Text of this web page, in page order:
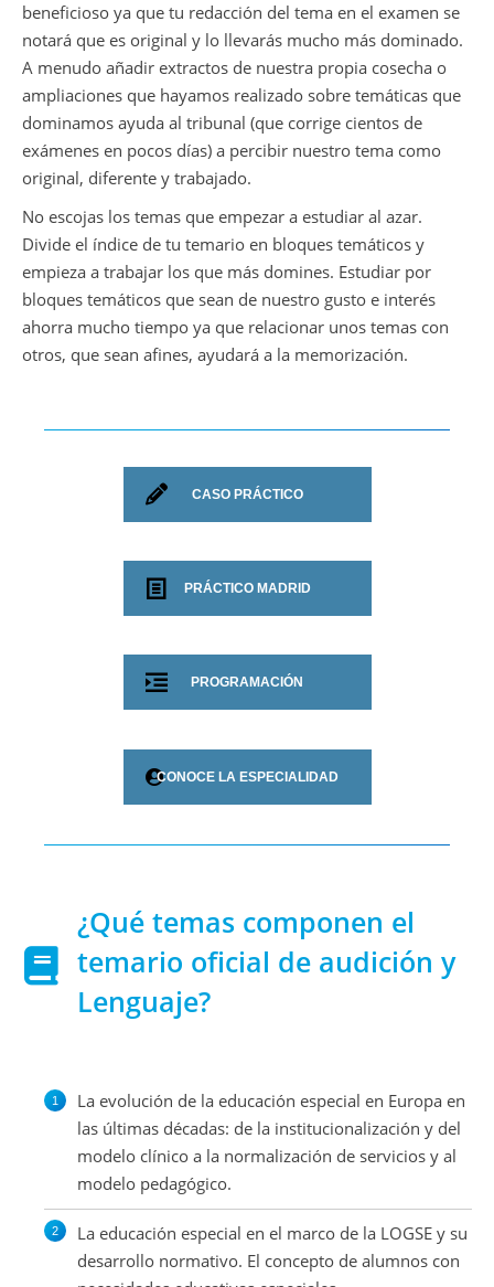
beneficioso ya que tu redacción del tema en el examen se
notará que es original y lo llevarás mucho más dominado.
A menudo añadir extractos de nuestra propia cosecha o
ampliaciones que hayamos realizado sobre temáticas que
dominamos ayuda al tribunal (que corrige cientos de
exámenes en pocos días) a percibir nuestro tema como
original, diferente y trabajado.
No escojas los temas que empezar a estudiar al azar.
Divide el índice de tu temario en bloques temáticos y
empieza a trabajar los que más domines. Estudiar por
bloques temáticos que sean de nuestro gusto e interés
ahorra mucho tiempo ya que relacionar unos temas con
otros, que sean afines, ayudará a la memorización.
CASO PRÁCTICO
PRÁCTICO MADRID
PROGRAMACIÓN
CONOCE LA ESPECIALIDAD
¿Qué temas componen el
temario oficial de audición y
Lenguaje?
La evolución de la educación especial en Europa en
las últimas décadas: de la institucionalización y del
modelo clínico a la normalización de servicios y al
modelo pedagógico.
La educación especial en el marco de la LOGSE y su
desarrollo normativo. El concepto de alumnos con